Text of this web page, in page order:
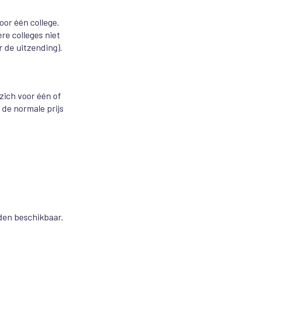
één college.
colleges niet
de uitzending).
voor één of
normale prijs
beschikbaar.